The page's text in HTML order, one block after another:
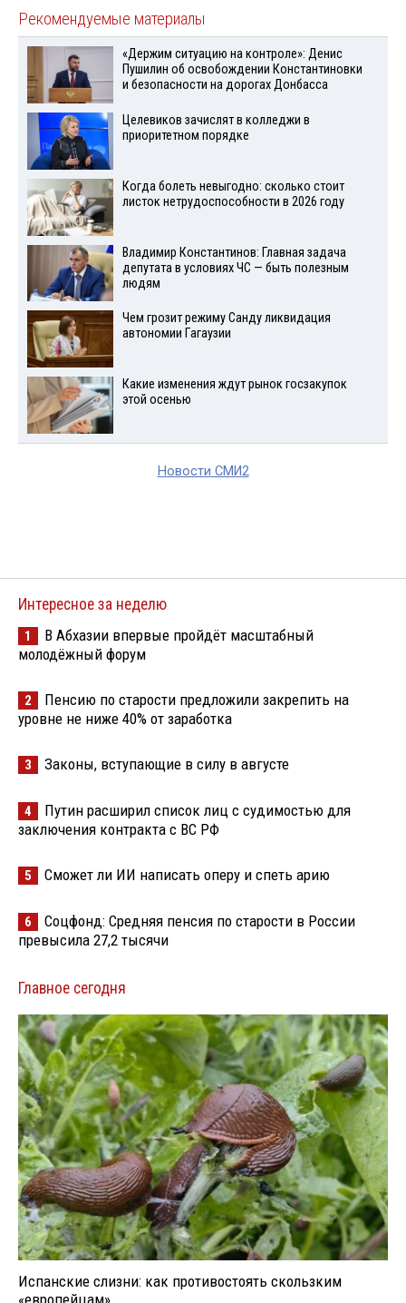
Рекомендуемые материалы
«Держим ситуацию на контроле»: Денис
Пушилин об освобождении Константиновки
и безопасности на дорогах Донбасса
Целевиков зачислят в колледжи в
приоритетном порядке
Когда болеть невыгодно: сколько стоит
листок нетрудоспособности в 2026 году
Владимир Константинов: Главная задача
депутата в условиях ЧС — быть полезным
людям
Чем грозит режиму Санду ликвидация
автономии Гагаузии
Какие изменения ждут рынок госзакупок
этой осенью
Новости СМИ2
Интересное за неделю
1
В Абхазии впервые пройдёт масштабный
молодёжный форум
2
Пенсию по старости предложили закрепить на
уровне не ниже 40% от заработка
3 Законы, вступающие в силу в августе
4
Путин расширил список лиц с судимостью для
заключения контракта с ВС РФ
5 Сможет ли ИИ написать оперу и спеть арию
6
Соцфонд: Средняя пенсия по старости в России
превысила 27,2 тысячи
Главное сегодня
Испанские слизни: как противостоять скользким